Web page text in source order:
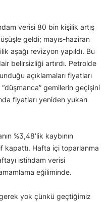
verisi 80 bin kişilik artış
geldi; mayıs-haziran
aşağı revizyon yapıldı. Bu
belirsizliği artırdı. Petrolde
açıklamaları fiyatları
“düşmanca” gemilerin geçişini
fiyatları yeniden yukarı
%3,48’lik kaybının
kapattı. Hafta içi toparlanma
istihdam verisi
eğiliminde.
gerek yok çünkü geçtiğimiz